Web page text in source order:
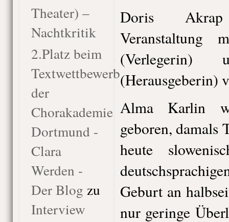
Theater) –
Nachtkritik
2.Platz beim
Textwettbewerb
der
Chorakademie
Dortmund -
Clara
Werden -
Der Blog zu
Interview
Doris
(Herausgeberin)
Alma Karlin
geboren, damals
heute
Geburt an
nur geringe